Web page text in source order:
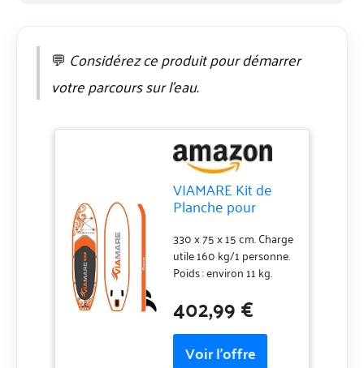
💬 Considérez ce produit pour démarrer
votre parcours sur l’eau.
VIAMARE Kit de
Planche pour
Adulte 330 S
Octopus
Orange/Blanc
Normal
330 x 75 x 15 cm. Charge
utile 160 kg/1 personne.
Poids : environ 11 kg.
de qualité supérieure,
construction Drop
Stitch. Coussinets EVA
antidérapants.
402,99 €